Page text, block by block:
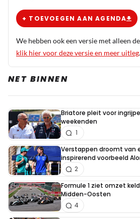
+ TOEVOEGEN AAN AGENDA
We hebben ook een versie met alleen
klik hier voor deze versie en meer uitleg.
NET BINNEN
Briatore pleit voor
weekenden
1
Verstappen droomt van
inspirerend voorbeeld
2
Formule 1 ziet omzet
Midden-Oosten
4